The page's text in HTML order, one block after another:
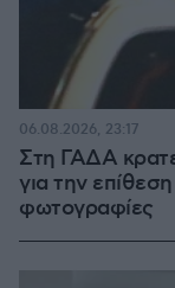
Στη ΓΑΔΑ
για την
φωτογραφίες
06.08.2026, 23:17